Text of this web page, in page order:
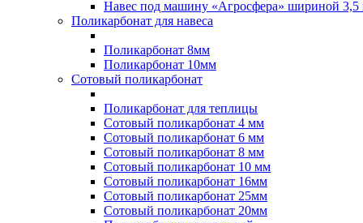
Навес под машину «Агросфера» шириной 3,5
Поликарбонат для навеса
Поликарбонат 8мм
Поликарбонат 10мм
Сотовый поликарбонат
Поликарбонат для теплицы
Сотовый поликарбонат 4 мм
Сотовый поликарбонат 6 мм
Сотовый поликарбонат 8 мм
Сотовый поликарбонат 10 мм
Сотовый поликарбонат 16мм
Сотовый поликарбонат 25мм
Сотовый поликарбонат 20мм